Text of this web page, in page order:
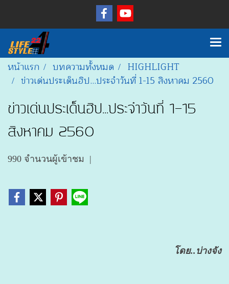
หน้าแรก บทความทั้งหมด
HIGHLIGHT
ข่าวเด่นประเด็นฮิป...ประจำวันที่ 1-15 สิงหาคม 2560
ข่าวเด่นประเด็นฮิป...ประจำวันที่ 1-15
สิงหาคม 2560
990 จำนวนผู้เข้าชม |
โดย..บ่างจัง